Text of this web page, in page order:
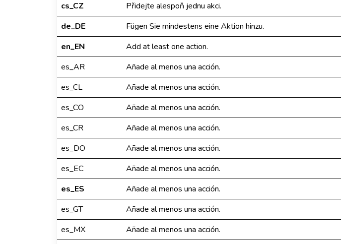
cs_CZ
Přidejte alespoň jednu akci.
de_DE
Fügen Sie mindestens eine Aktion hinzu.
en_EN
Add at least one action.
es_AR
Añade al menos una acción.
es_CL
Añade al menos una acción.
es_CO
Añade al menos una acción.
es_CR
Añade al menos una acción.
es_DO
Añade al menos una acción.
es_EC
Añade al menos una acción.
es_ES
Añade al menos una acción.
es_GT
Añade al menos una acción.
es_MX
Añade al menos una acción.